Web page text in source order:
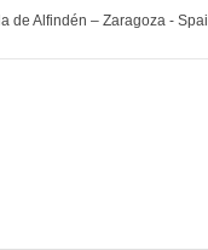
de Alfindén – Zaragoza -